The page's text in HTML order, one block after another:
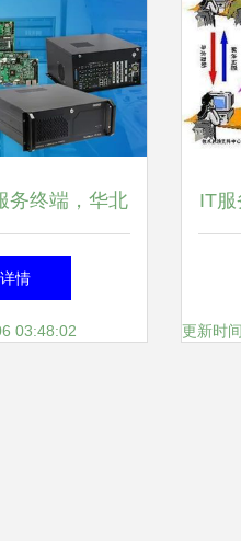
务终端，华北
算机硬件助推
升级
情
03:48:02
IT
更新时